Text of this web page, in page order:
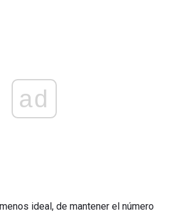
ad
ideal, de mantener el número